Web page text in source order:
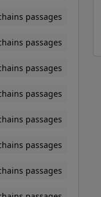
passages
passages
passages
passages
passages
passages
passages